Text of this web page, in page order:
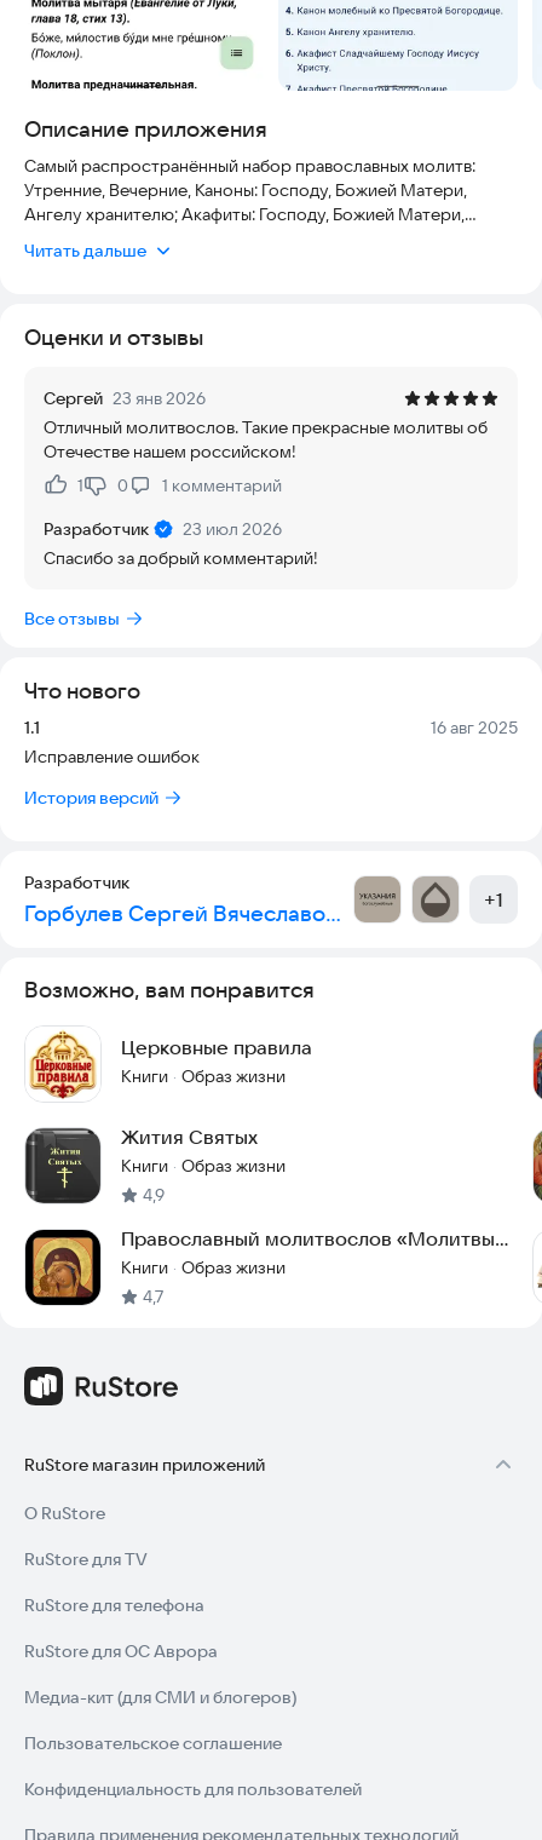
Описание приложения
Самый распространённый набор православных молитв:
Утренние, Вечерние, Каноны: Господу, Божией Матери,
Ангелу хранителю; Акафиты: Господу, Божией Матери,
Пасхи и молитвы о воинах.
Читать дальше
Оценки и отзывы
Сергей 23 янв 2026
Отличный молитвослов. Такие прекрасные молитвы об
Отечестве нашем российском!
Нравится:
1Не нравится:
0 1 комментарий
Разработчик
23 июл 2026
Спасибо за добрый комментарий!
Все отзывы
Что нового
Версия:
1.1 Дата:
16 авг 2025
Исправление ошибок
История версий
Разработчик
Горбулев Сергей Вячеславович +1
Возможно, вам понравится
Церковные правила
Книги · Образ жизни
Жития Святых
Книги · Образ жизни
4,9
Православный молитвослов «Молитвы
на каждый день»
Книги · Образ жизни
4,7
RuStore магазин приложений
О RuStore
RuStore для TV
RuStore для телефона
RuStore для ОС Аврора
Медиа-кит (для СМИ и блогеров)
Пользовательское соглашение
Конфиденциальность для пользователей
Правила применения рекомендательных технологий